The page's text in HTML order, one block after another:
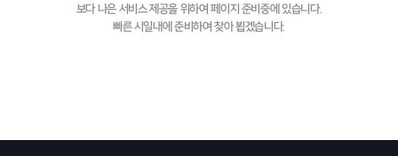
보다 나은 서비스 제공을 위하여 페이지 준비중에 있습니다.
빠른 시일내에 준비하여 찾아 뵙겠습니다.